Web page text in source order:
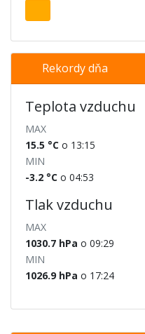
Rekordy dňa
Teplota vzduchu
MAX
15.5 °C o 13:15
MIN
-3.2 °C o 04:53
Tlak vzduchu
MAX
1030.7 hPa o 09:29
MIN
1026.9 hPa o 17:24